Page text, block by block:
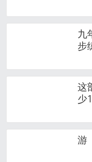
九
步
这
少
游